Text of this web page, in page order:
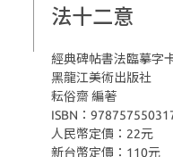
法十二意
經典碑帖書法臨摹字
黑龍江美術出版社
耘俗齋 編著
ISBN：
人民幣定價：22元
新台幣定價：110元